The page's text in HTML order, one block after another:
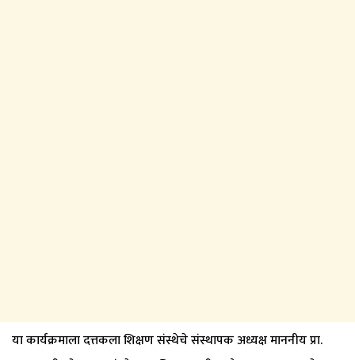
या कार्यक्रमाला दत्तकला शिक्षण संस्थेचे संस्थापक अध्यक्ष माननीय प्रा.